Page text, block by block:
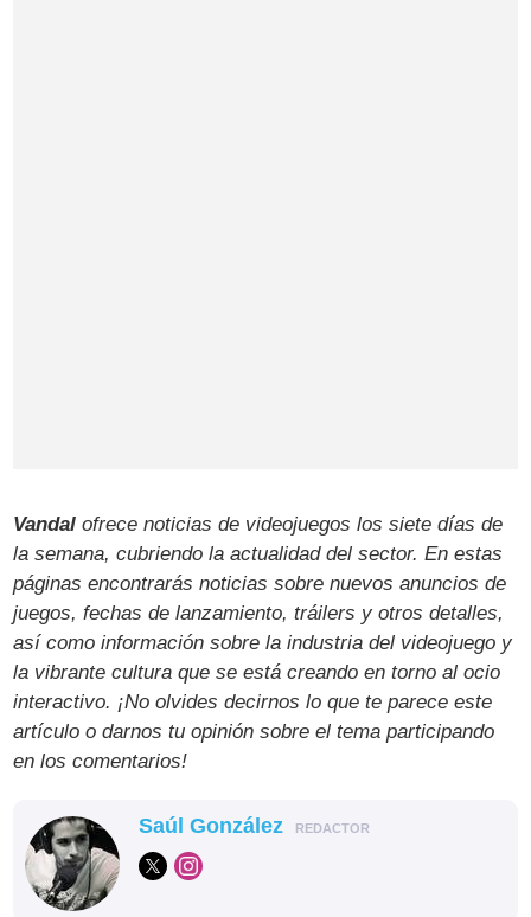
Vandal ofrece noticias de videojuegos los siete días de
la semana, cubriendo la actualidad del sector. En estas
páginas encontrarás noticias sobre nuevos anuncios de
juegos, fechas de lanzamiento, tráilers y otros detalles,
así como información sobre la industria del videojuego y
la vibrante cultura que se está creando en torno al ocio
interactivo. ¡No olvides decirnos lo que te parece este
artículo o darnos tu opinión sobre el tema participando
en los comentarios!
Saúl González REDACTOR